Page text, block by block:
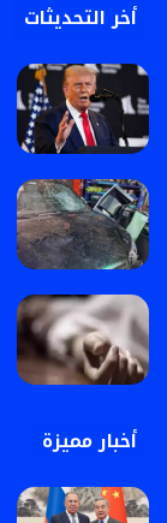
أخر التحديثات
أخبار مميزة